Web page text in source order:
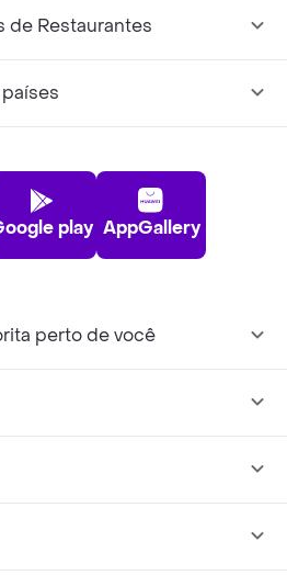
de Restaurantes
play AppGallery
perto de você